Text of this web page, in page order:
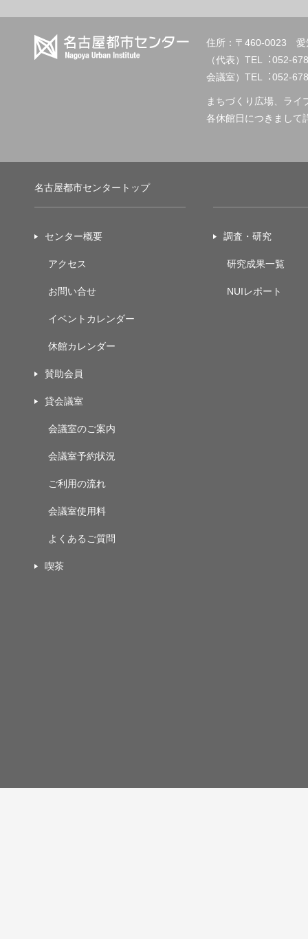
住所：〒460-0023 愛
（代表）
会議室）TEL︓052-
まちづくり広場、ライ
各休館日につきまして
名古屋都市センタートップ
センター概要
アクセス
お問い合せ
イベントカレンダー
休館カレンダー
賛助会員
貸会議室
会議室のご案内
会議室予約状況
ご利用の流れ
会議室使用料
よくあるご質問
喫茶
調査・研究
研究成果一覧
NUIレポート